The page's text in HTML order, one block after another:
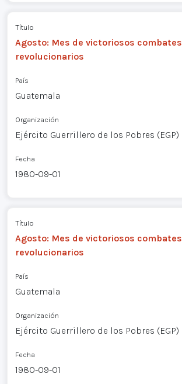
Título
Agosto: Mes de victoriosos combates
revolucionarios
País
Guatemala
Organización
Ejército Guerrillero de los Pobres (EGP)
Fecha
1980-09-01
Título
Agosto: Mes de victoriosos combates
revolucionarios
País
Guatemala
Organización
Ejército Guerrillero de los Pobres (EGP)
Fecha
1980-09-01